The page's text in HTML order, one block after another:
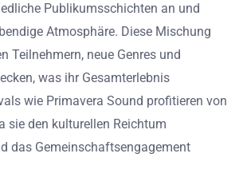
Publikumsschichten an und
Atmosphäre. Diese Mischung
Teilnehmern, neue Genres und
was ihr Gesamterlebnis
wie Primavera Sound profitieren von
sie den kulturellen Reichtum
das Gemeinschaftsengagement